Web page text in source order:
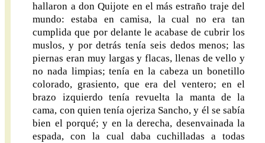
hallaron a don Quijote en el más estraño traje del
mundo: estaba en camisa, la cual no era tan
cumplida que por delante le acabase de cubrir los
muslos, y por detrás tenía seis dedos menos; las
piernas eran muy largas y flacas, llenas de vello y
no nada limpias; tenía en la cabeza un bonetillo
colorado, grasiento, que era del ventero; en el
brazo izquierdo tenía revuelta la manta de la
cama, con quien tenía ojeriza Sancho, y él se sabía
bien el porqué; y en la derecha, desenvainada la
espada, con la cual daba cuchilladas a todas